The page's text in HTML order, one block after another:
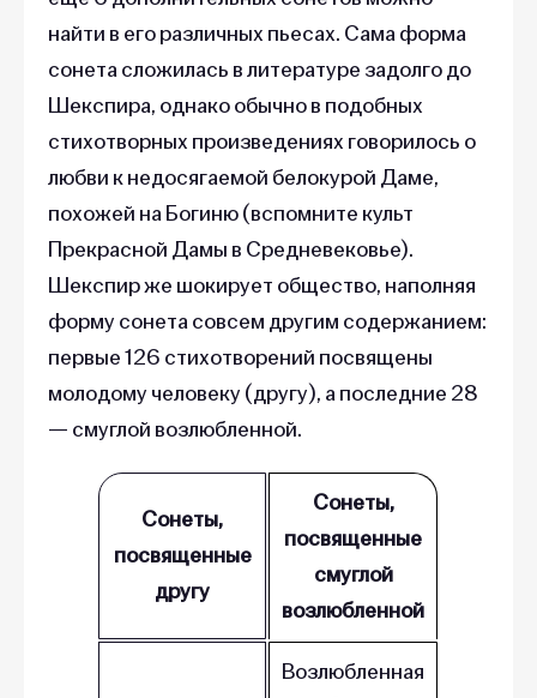
найти в его различных пьесах. Сама форма
сонета сложилась в литературе задолго до
Шекспира, однако обычно в подобных
стихотворных произведениях говорилось о
любви к недосягаемой белокурой Даме,
похожей на Богиню (вспомните культ
Прекрасной Дамы в Средневековье).
Шекспир же шокирует общество, наполняя
форму сонета совсем другим содержанием:
первые 126 стихотворений посвящены
молодому человеку (другу), а последние 28
— смуглой возлюбленной.
Сонеты,
посвященные
другу
Сонеты,
посвященные
смуглой
возлюбленной
Возлюбленная